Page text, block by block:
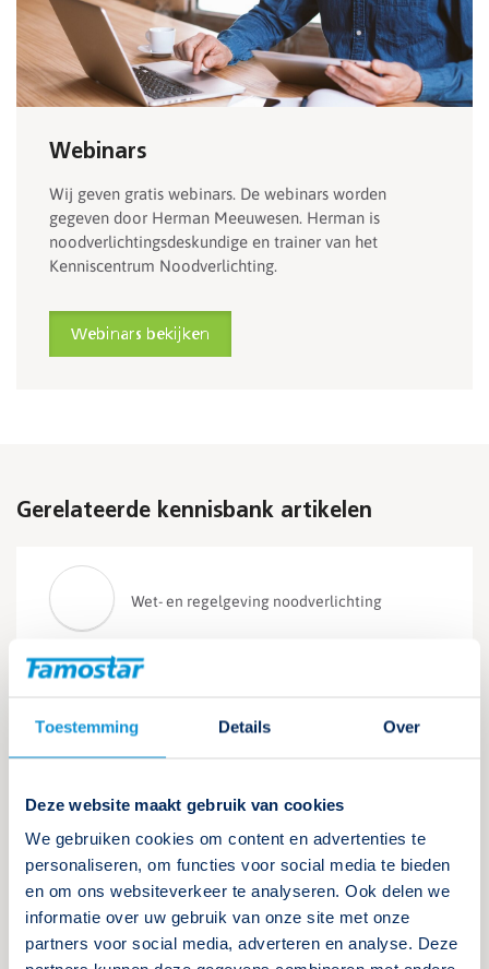
Toestemming Details Over
Deze website maakt gebruik van cookies
We gebruiken cookies om content en advertenties te
personaliseren, om functies voor social media te bieden
en om ons websiteverkeer te analyseren. Ook delen we
informatie over uw gebruik van onze site met onze
partners voor social media, adverteren en analyse. Deze
Webinars
Wij geven gratis webinars. De webinars worden
gegeven door Herman Meeuwesen. Herman is
noodverlichtingsdeskundige en trainer van het
Kenniscentrum Noodverlichting.
Webinars bekijken
Gerelateerde kennisbank artikelen
Wet- en regelgeving noodverlichting
Als er geen inspectie wordt
verplichtingen?
noodverlichtingsinstallatie zowel onderhouden als
geïnspecteerd worden. Alleen onderhoud is dus niet
voldoende. Lees meer
Lees verder